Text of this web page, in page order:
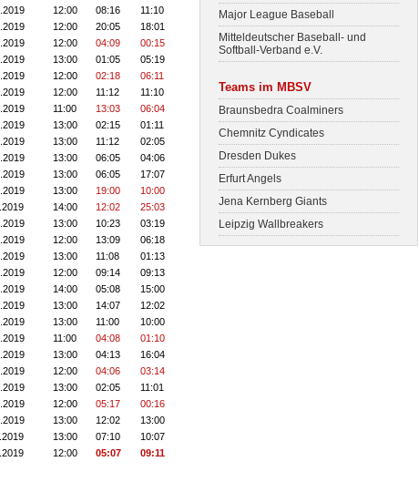
12:00 08:16
11:10
12:00 20:05
18:01
12:00 04:09
00:15
13:00 01:05
05:19
12:00 02:18
06:11
12:00 11:12
11:10
11:00 13:03
06:04
13:00 02:15
01:11
13:00 11:12
02:05
13:00 06:05
04:06
13:00 06:05
17:07
13:00 19:00
10:00
14:00 12:02
25:03
13:00 10:23
03:19
12:00 13:09
06:18
13:00 11:08
01:13
12:00 09:14
09:13
14:00 05:08
15:00
13:00 14:07
12:02
13:00 11:00
10:00
11:00 04:08
01:10
13:00 04:13
16:04
12:00 04:06
03:14
13:00 02:05
11:01
12:00 05:17
00:16
13:00 12:02
13:00
13:00 07:10
10:07
12:00 05:07
09:11
Major League Baseball
Mitteldeutscher Baseball- und
Softball-Verband e.V.
Teams im MBSV
Braunsbedra Coalminers
Chemnitz Cyndicates
Dresden Dukes
Erfurt Angels
Jena Kernberg Giants
Leipzig Wallbreakers